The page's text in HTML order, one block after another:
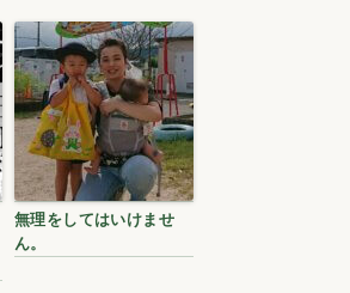
無理をしてはいけませ
ん。